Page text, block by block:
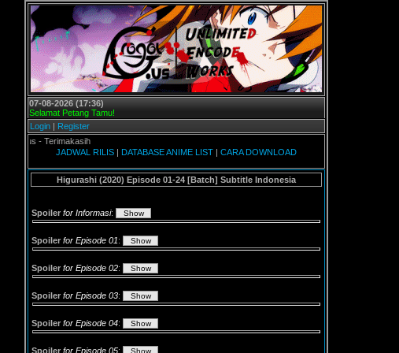
07-08-2026 (17:36)
Selamat Petang Tamu!
Login | Register
JADWAL RILIS | DATABASE ANIME LIST | CARA DOWNLOAD
Higurashi (2020) Episode 01-24 [Batch] Subtitle Indonesia
Spoiler for Informasi:
Spoiler for Episode 01:
Spoiler for Episode 02:
Spoiler for Episode 03:
Spoiler for Episode 04:
Spoiler for Episode 05: